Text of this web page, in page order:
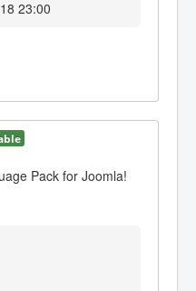
23:00
Pack for Joomla!